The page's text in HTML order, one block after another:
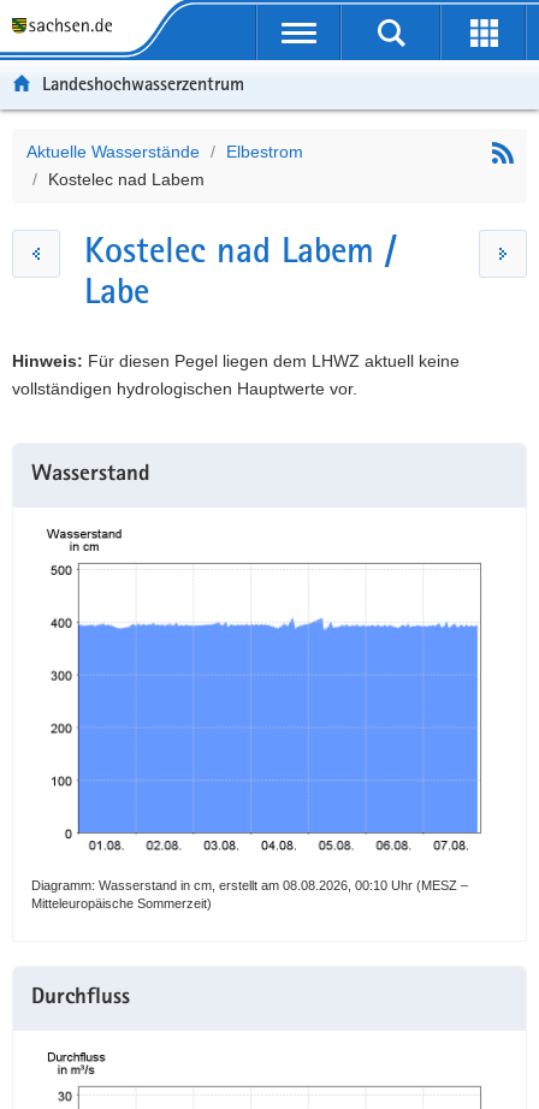
t
e
i
f
r
a
a
t
i
a
p
n
S
r
c
Portalübergreifende
Landeshochwasserzentrum
Hauptinhalt
Aktuelle Wasserstände
Elbestrom
Kostelec nad Labem
Kostelec nad Labem /
Labe
Hinweis: Für diesen Pegel liegen dem LHWZ aktuell keine
vollständigen hydrologischen Hauptwerte vor.
Wasserstand
Diagramm: Wasserstand in cm, erstellt am 08.08.2026, 00:10 Uhr (MESZ –
Mitteleuropäische Sommerzeit)
Durchfluss